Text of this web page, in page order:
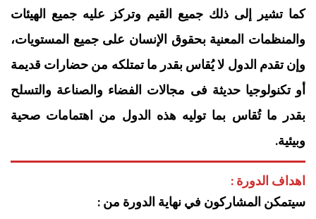
كما تشير إلى ذلك جميع القيم وتركز عليه جميع الهيئات
والمنظمات المعنية بحقوق الإنسان على جميع المستويات،
وإن تقدم الدول لا يُقاس بقدر ما تمتلكه من حضارات قديمة
أو تكنولوجيا حديثة فى مجالات الفضاء والصناعة والتسلح
بقدر ما تُقاس بما توليه هذه الدول من اهتمامات صحية
وبيئية.
اهداف الدورة :
سيتمكن المشاركون في نهاية الدورة من :